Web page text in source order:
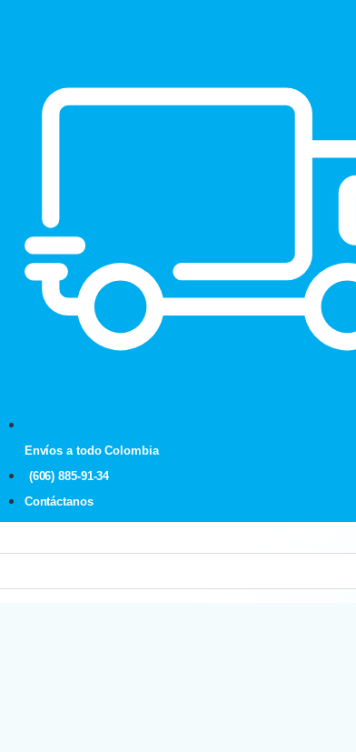
Envíos a todo Colombia
(606) 885-91-34
Contáctanos